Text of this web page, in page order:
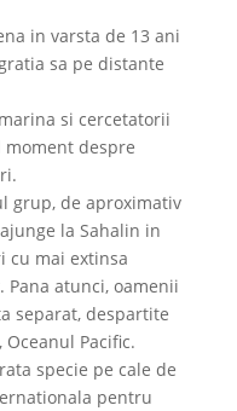
in varsta de 13 ani
sa pe distante
si cercetatorii
despre
grup, de aproximativ
la Sahalin in
cu mai extinsa
atunci, oamenii
separat, despartite
Pacific.
specie pe cale de
pentru